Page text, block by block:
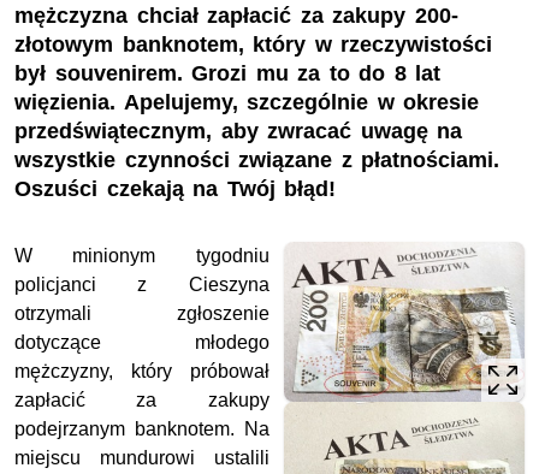
mężczyzna chciał zapłacić za zakupy 200-
złotowym banknotem, który w rzeczywistości
był souvenirem. Grozi mu za to do 8 lat
więzienia. Apelujemy, szczególnie w okresie
przedświątecznym, aby zwracać uwagę na
wszystkie czynności związane z płatnościami.
Oszuści czekają na Twój błąd!
W minionym tygodniu
policjanci z Cieszyna
otrzymali zgłoszenie
dotyczące młodego
mężczyzny, który próbował
zapłacić za zakupy
podejrzanym banknotem. Na
miejscu mundurowi ustalili